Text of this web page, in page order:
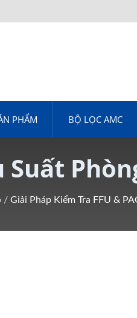
PHẨM BỘ LỌC AMC
Trong
/ Giải Pháp Kiểm Tra FFU &